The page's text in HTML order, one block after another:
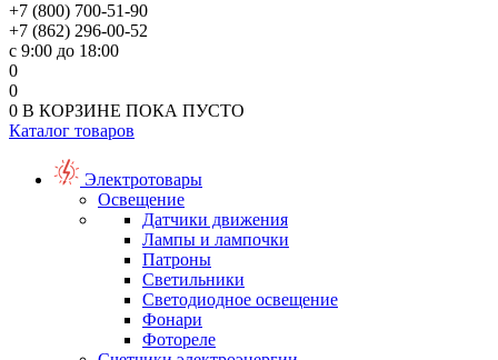
+7 (800) 700-51-90
+7 (862) 296-00-52
с 9:00 до 18:00
0
0
0 В КОРЗИНЕ ПОКА ПУСТО
Каталог товаров
Электротовары
Освещение
Датчики движения
Лампы и лампочки
Патроны
Светильники
Светодиодное освещение
Фонари
Фотореле